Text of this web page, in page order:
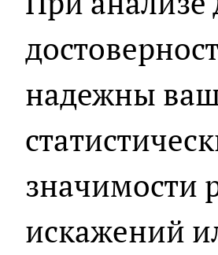
надежны
значимости
искажений